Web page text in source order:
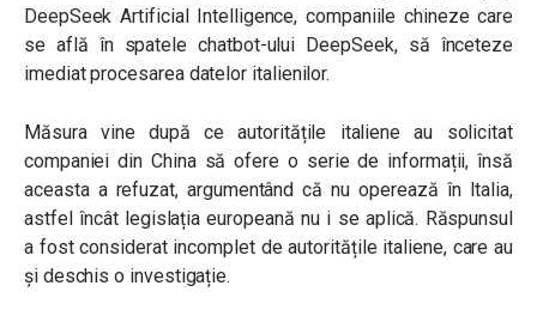
DeepSeek Artificial Intelligence, companiile chineze care
se află în spatele chatbot-ului DeepSeek, să înceteze
imediat procesarea datelor italienilor.
Măsura vine după ce autoritățile italiene au solicitat
companiei din China să ofere o serie de informații, însă
aceasta a refuzat, argumentând că nu operează în Italia,
astfel încât legislația europeană nu i se aplică. Răspunsul
a fost considerat incomplet de autoritățile italiene, care au
și deschis o investigație.